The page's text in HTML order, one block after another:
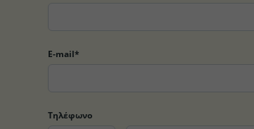
E-mail*
Τηλέφωνο